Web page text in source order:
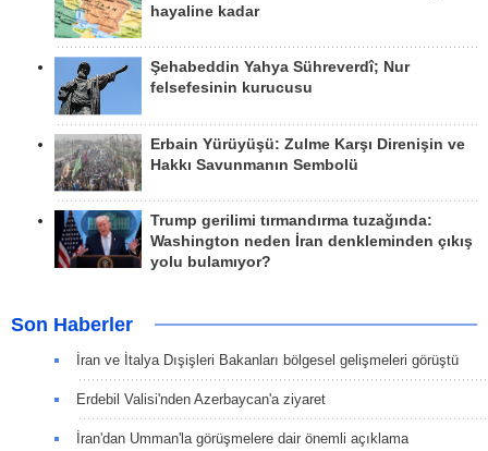
hayaline kadar
Şehabeddin Yahya Sühreverdî; Nur
felsefesinin kurucusu
Erbain Yürüyüşü: Zulme Karşı Direnişin ve
Hakkı Savunmanın Sembolü
Trump gerilimi tırmandırma tuzağında:
Washington neden İran denkleminden çıkış
yolu bulamıyor?
Son Haberler
İran ve İtalya Dışişleri Bakanları bölgesel gelişmeleri görüştü
Erdebil Valisi'nden Azerbaycan'a ziyaret
İran'dan Umman'la görüşmelere dair önemli açıklama